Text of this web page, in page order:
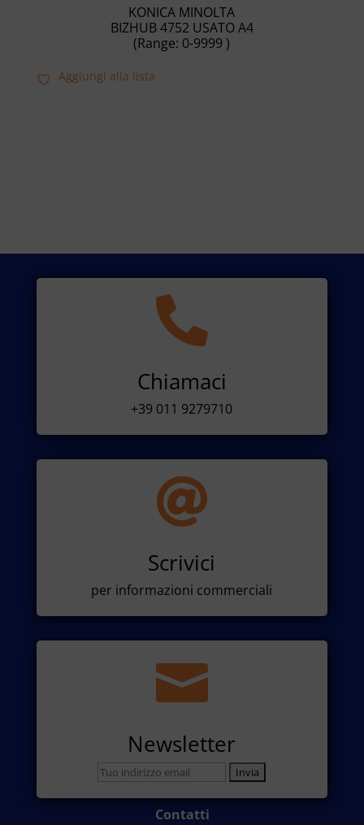
KONICA MINOLTA
BIZHUB 4752 USATO A4
(Range: 0-9999 )
Aggiungi alla lista

Chiamaci
+39 011 9279710

Scrivici
per informazioni commerciali

Newsletter
Contatti